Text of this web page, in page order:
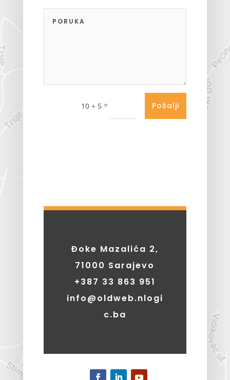
10 + 5 = Pošalji
Đoke Mazalića 2,
71000 Sarajevo
+387 33 863 951
info@oldweb.nlogi
c.ba